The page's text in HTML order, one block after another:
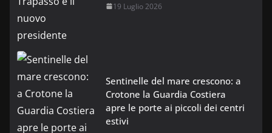
19 Luglio 2026
Sentinelle del mare crescono: a
Crotone la Guardia Costiera
apre le porte ai piccoli dei centri
estivi